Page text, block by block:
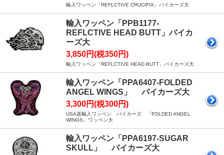
輸入ワッペン「REFLCTIVE CRUCIFIX」バイカーズ大
輸入ワッペン「PPB1177-
REFLCTIVE HEAD BUTT」バイカ
ーズ大
3,850円(税350円)
輸入ワッペン「REFLCTIVE HEAD BUTT」バイカーズ大
輸入ワッペン「PPA6407-FOLDED
ANGEL WINGS」 バイカーズ大
3,300円(税300円)
USA直輸入ワッペン バイカーズ 「FOLDED ANGEL
WINGS」ワッペン大
輸入ワッペン「PPA6197-SUGAR
SKULL」 バイカーズ大